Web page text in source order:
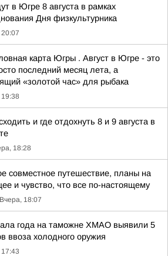
в Югре 8 августа в рамках
Дня физкультурника
карта Югры . Август в Югре - это
последний месяц лета, а
«золотой час» для рыбака
и где отдохнуть 8 и 9 августа в
18:28
совместное путешествие, планы на
и чувство, что все по-настоящему
Вчера, 18:07
года на таможне ХМАО выявили 5
ввоза холодного оружия